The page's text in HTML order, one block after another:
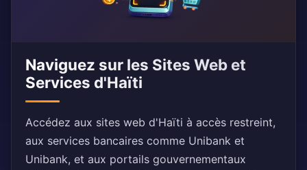
Naviguez sur les Sites Web et
Services d'Haïti
Accédez aux sites web d'Haïti à accès restreint,
aux services bancaires comme Unibank et
Unibank, et aux portails gouvernementaux